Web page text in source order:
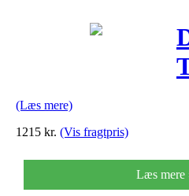
(Læs mere)
1215 kr. (Vis fragtpris)
Læs mere